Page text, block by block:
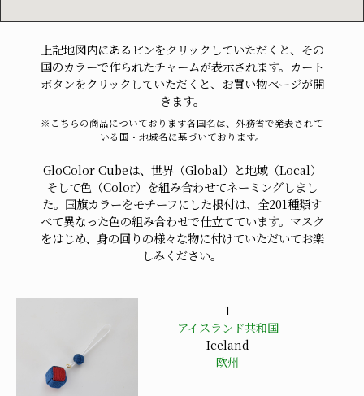
上記地図内にあるピンをクリックしていただくと、その
国のカラーで作られたチャームが表示されます。カート
ボタンをクリックしていただくと、お買い物ページが開
きます。
※こちらの商品についております各国名は、外務省で発表されて
いる国・地域名に基づいております。
GloColor Cubeは、世界（Global）と地域（Local）
そして色（Color）を組み合わせてネーミングしまし
た。国旗カラーをモチーフにした根付は、全201種類す
べて異なった色の組み合わせで仕立てています。マスク
をはじめ、身の回りの様々な物に付けていただいてお楽
しみください。
1
アイスランド共和国
Iceland
欧州